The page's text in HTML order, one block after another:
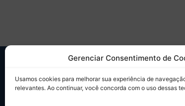
Gerenciar Consentimento de
Usamos cookies para melhorar sua experiência de
relevantes. Ao continuar, você concorda com o uso dessas